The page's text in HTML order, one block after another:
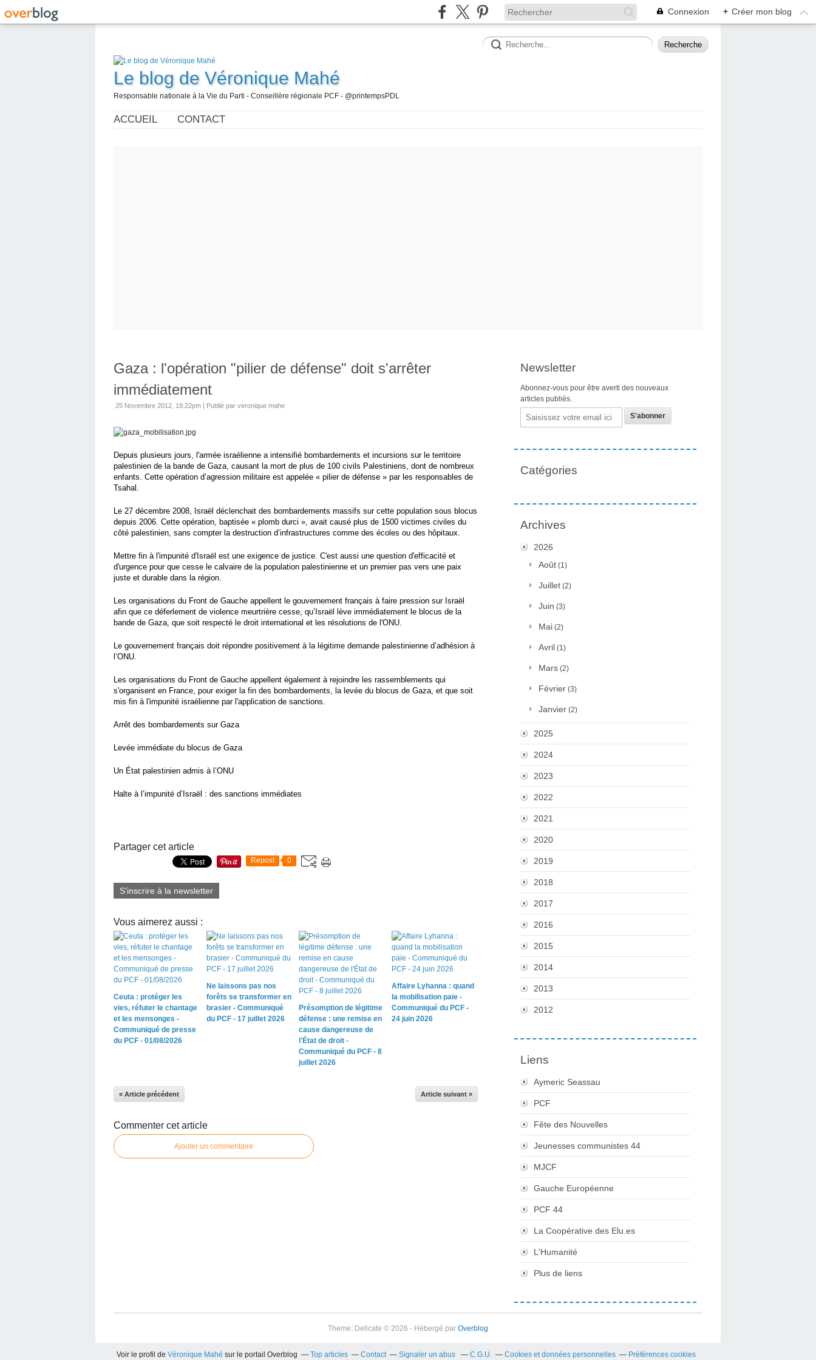
Connexion + Créer mon blog
Le blog de Véronique Mahé
Responsable nationale à la Vie du Parti - Conseillère régionale PCF - @printempsPDL
ACCUEIL CONTACT
Gaza : l'opération "pilier de défense" doit s'arrêter
immédiatement
25 Novembre 2012, 19:22pm | Publié par veronique mahe
Depuis plusieurs jours, l'armée israélienne a intensifié bombardements et incursions sur le territoire
palestinien de la bande de Gaza, causant la mort de plus de 100 civils Palestiniens, dont de nombreux
enfants. Cette opération d’agression militaire est appelée « pilier de défense » par les responsables de
Tsahal.
Le 27 décembre 2008, Israël déclenchait des bombardements massifs sur cette population sous blocus
depuis 2006. Cette opération, baptisée « plomb durci », avait causé plus de 1500 victimes civiles du
côté palestinien, sans compter la destruction d’infrastructures comme des écoles ou des hôpitaux.
Mettre fin à l'impunité d'Israël est une exigence de justice. C'est aussi une question d'efficacité et
d'urgence pour que cesse le calvaire de la population palestinienne et un premier pas vers une paix
juste et durable dans la région.
Les organisations du Front de Gauche appellent le gouvernement français à faire pression sur Israël
afin que ce déferlement de violence meurtrière cesse, qu’Israël lève immédiatement le blocus de la
bande de Gaza, que soit respecté le droit international et les résolutions de l'ONU.
Le gouvernement français doit répondre positivement à la légitime demande palestinienne d’adhésion à
l’ONU.
Les organisations du Front de Gauche appellent également à rejoindre les rassemblements qui
s'organisent en France, pour exiger la fin des bombardements, la levée du blocus de Gaza, et que soit
mis fin à l'impunité israélienne par l'application de sanctions.
Arrêt des bombardements sur Gaza
Levée immédiate du blocus de Gaza
Un État palestinien admis à l’ONU
Halte à l’impunité d’Israël : des sanctions immédiates
Partager cet article
Repost 0
S'inscrire à la newsletter
Vous aimerez aussi :
Ceuta : protéger les
vies, réfuter le chantage
et les mensonges -
Communiqué de presse
du PCF - 01/08/2026
Ne laissons pas nos
forêts se transformer en
brasier - Communiqué
du PCF - 17 juillet 2026
Présomption de légitime
défense : une remise en
cause dangereuse de
l'État de droit -
Communiqué du PCF - 8
juillet 2026
Affaire Lyhanna : quand
la mobilisation paie -
Communiqué du PCF -
24 juin 2026
« Article précédent Article suivant »
Commenter cet article
Ajouter un commentaire
Newsletter
Abonnez-vous pour être averti des nouveaux
articles publiés.
Email
Catégories
Archives
2026
Août (1)
Juillet (2)
Juin (3)
Mai (2)
Avril (1)
Mars (2)
Février (3)
Janvier (2)
2025
2024
2023
2022
2021
2020
2019
2018
2017
2016
2015
2014
2013
2012
Liens
Aymeric Seassau
PCF
Fête des Nouvelles
Jeunesses communistes 44
MJCF
Gauche Européenne
PCF 44
La Coopérative des Elu.es
L'Humanité
Plus de liens
Theme: Delicate © 2026 - Hébergé par Overblog
Voir le profil de Véronique Mahé sur le portail Overblog Top articles Contact Signaler un abus C.G.U. Cookies et données personnelles Préférences cookies